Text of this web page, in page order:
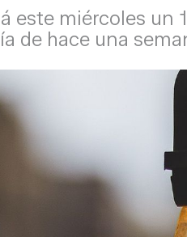
este miércoles un
de hace una